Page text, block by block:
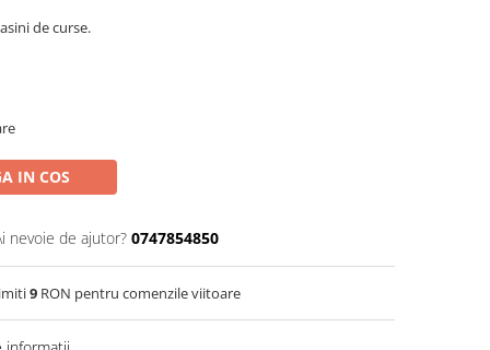
de curse.
IN COS
nevoie de ajutor? 0747854850
9 RON pentru comenzile viitoare